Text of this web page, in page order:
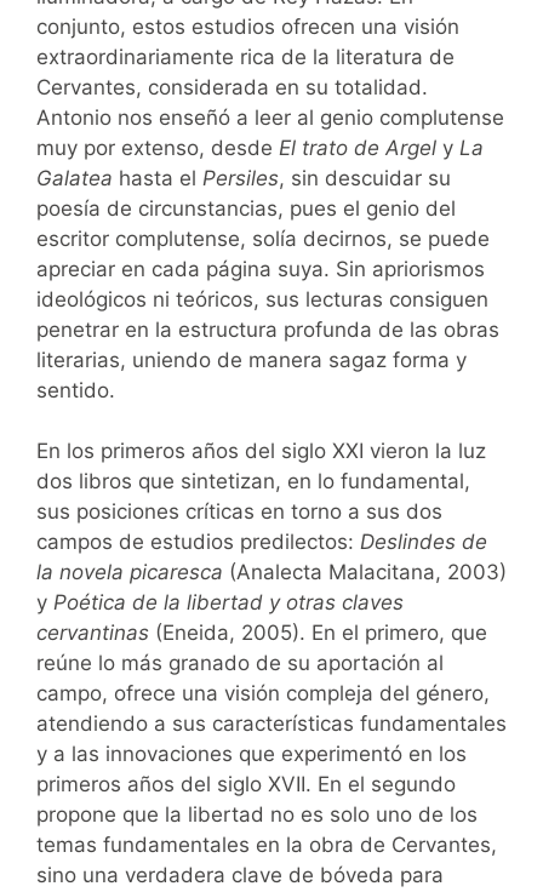
conjunto, estos estudios ofrecen una visión
extraordinariamente rica de la literatura de
Cervantes, considerada en su totalidad.
Antonio nos enseñó a leer al genio complutense
muy por extenso, desde El trato de Argel y La
Galatea hasta el Persiles, sin descuidar su
poesía de circunstancias, pues el genio del
escritor complutense, solía decirnos, se puede
apreciar en cada página suya. Sin apriorismos
ideológicos ni teóricos, sus lecturas consiguen
penetrar en la estructura profunda de las obras
literarias, uniendo de manera sagaz forma y
sentido.
En los primeros años del siglo XXI vieron la luz
dos libros que sintetizan, en lo fundamental,
sus posiciones críticas en torno a sus dos
campos de estudios predilectos: Deslindes de
la novela picaresca (Analecta Malacitana, 2003)
y Poética de la libertad y otras claves
cervantinas (Eneida, 2005). En el primero, que
reúne lo más granado de su aportación al
campo, ofrece una visión compleja del género,
atendiendo a sus características fundamentales
y a las innovaciones que experimentó en los
primeros años del siglo XVII. En el segundo
propone que la libertad no es solo uno de los
temas fundamentales en la obra de Cervantes,
sino una verdadera clave de bóveda para